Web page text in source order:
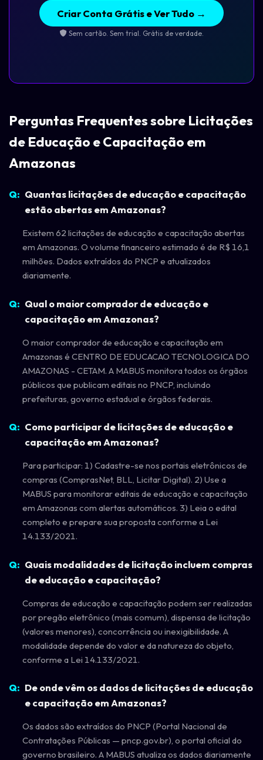
Criar Conta Grátis e Ver Tudo →
Sem cartão. Sem trial. Grátis de verdade.
Perguntas Frequentes sobre Licitações
de Educação e Capacitação em
Amazonas
Quantas licitações de educação e capacitação
estão abertas em Amazonas?
Existem 62 licitações de educação e capacitação abertas
em Amazonas. O volume financeiro estimado é de R$ 16,1
milhões. Dados extraídos do PNCP e atualizados
diariamente.
Qual o maior comprador de educação e
capacitação em Amazonas?
O maior comprador de educação e capacitação em
Amazonas é CENTRO DE EDUCACAO TECNOLOGICA DO
AMAZONAS - CETAM. A MABUS monitora todos os órgãos
públicos que publicam editais no PNCP, incluindo
prefeituras, governo estadual e órgãos federais.
Como participar de licitações de educação e
capacitação em Amazonas?
Para participar: 1) Cadastre-se nos portais eletrônicos de
compras (ComprasNet, BLL, Licitar Digital). 2) Use a
MABUS para monitorar editais de educação e capacitação
em Amazonas com alertas automáticos. 3) Leia o edital
completo e prepare sua proposta conforme a Lei
14.133/2021.
Quais modalidades de licitação incluem compras
de educação e capacitação?
Compras de educação e capacitação podem ser realizadas
por pregão eletrônico (mais comum), dispensa de licitação
(valores menores), concorrência ou inexigibilidade. A
modalidade depende do valor e da natureza do objeto,
conforme a Lei 14.133/2021.
De onde vêm os dados de licitações de educação
e capacitação em Amazonas?
Os dados são extraídos do PNCP (Portal Nacional de
Contratações Públicas — pncp.gov.br), o portal oficial do
governo brasileiro. A MABUS atualiza os dados diariamente